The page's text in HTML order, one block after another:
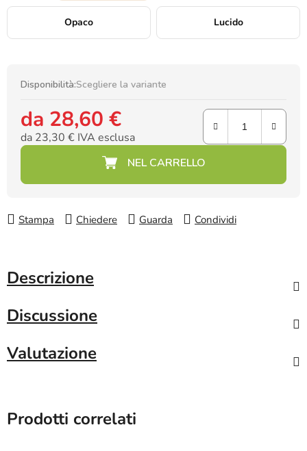
Opaco Lucido
Disponibilità:Scegliere la variante
da 28,60 €
da 23,30 € IVA esclusa
Prezzo della misura:
Stampa Chiedere Guarda Condividi
Descrizione
Discussione
Valutazione
Prodotti correlati